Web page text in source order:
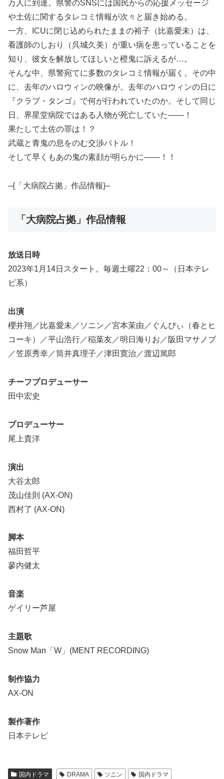
万人に到達。県警のSNSには国民からの応援メッセージ
や土佐に関するタレコミ情報が次々と届き始める。
一方、ICUに閉じ込められたままの裕子（比嘉愛未）は、
看護師のしおり（呉城久美）が重い病を患っていることを
知り、彼女を解放してほしいと橙鬼に訴えるが…。
そんな中、県警宛てに多数のタレコミ情報が届く。その中
に、去年のハロウィンの映像が。去年のハロウィンの日に
『クラブ・タンゴ』で何が行われていたのか。そして同じ
日、界星堂病院ではある人物が死亡していた――！
果たして土佐の罪は！？
武蔵と青鬼の息をのむ交渉バトル！
そして早くもあの鬼の素顔が明らかに――！！
–{「大病院占拠」作品情報}–
「大病院占拠」作品情報
放送日時
2023年1月14日スタート。毎週土曜22：00～（日本テレ
ビ系）
出演
櫻井翔／比嘉愛未／ソニン／宮本茉由／ぐんぴぃ（春とヒ
コーキ）／平山浩行／稲葉友／明日海りお／阪田マサノブ
／笠原秀幸／筒井真理子／津田寛治／渡辺篤郎
チーフプロデューサー
田中宏史
プロデューサー
尾上貴洋
演出
大谷太郎
茂山佳則 (AX-ON)
西村了 (AX-ON)
脚本
福田哲平
蓼内健太
音楽
ゲイリー芦屋
主題歌
Snow Man「W」(MENT RECORDING)
制作協力
AX-ON
製作著作
日本テレビ
国内ドラマ DRAMA ソニン
国内ドラマ